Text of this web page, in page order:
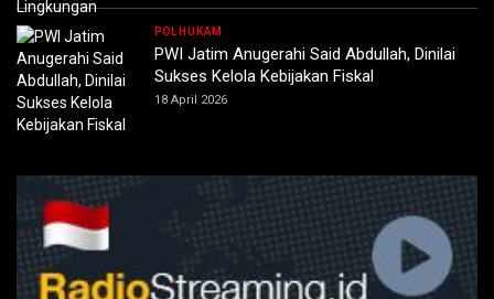
POLHUKAM
PWI Jatim Anugerahi Said Abdullah, Dinilai
Sukses Kelola Kebijakan Fiskal
18 April 2026